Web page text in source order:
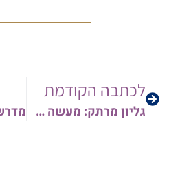
לכתבה הקודמת
גליון מרתק: מעשה ש(לא) היה – "השף והמכשף" | הרב אביעד מעטוף